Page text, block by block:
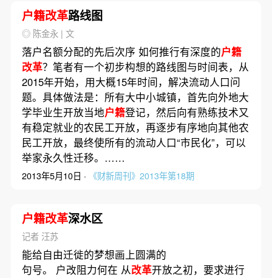
户籍改革路线图
◎ 陈金永 | 文
落户名额分配的先后次序 如何推行有深度的户籍
改革？笔者有一个初步构想的路线图与时间表，从
2015年开始，用大概15年时间，解决流动人口问
题。具体做法是：所有大中小城镇，首先向外地大
学毕业生开放当地户籍登记，然后向有熟练技术又
有稳定就业的农民工开放，再逐步有序地向其他农
民工开放，最终使所有的流动人口“市民化”，可以
举家永久性迁移。……
2013年5月10日 · 《财新周刊》2013年第18期
户籍改革深水区
记者 汪苏
能给自由迁徙的梦想画上圆满的
句号。 户改阻力何在 从改革开放之初，要求进行